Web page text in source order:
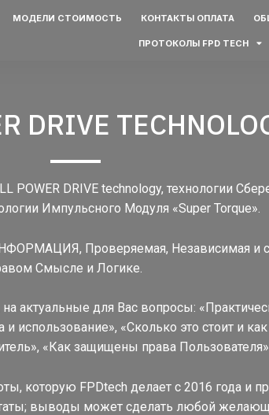
МОДЕЛИ СТОИМОСТЬ КОНТАКТЫ ОПЛАТА
ПРОТОКОЛЫ FPD TECH
DRIVE
POWER DRIVE technology, технологии
Импульсного Модуля «Super Torque».
Проверяемая, Независимая и
Смысле и Логике.
актуальные для Вас вопросы:
использование», «Сколько это стоит и как
«Как защищены права
которую FPDtech делает с 2016 года и
выводы может сделать любой